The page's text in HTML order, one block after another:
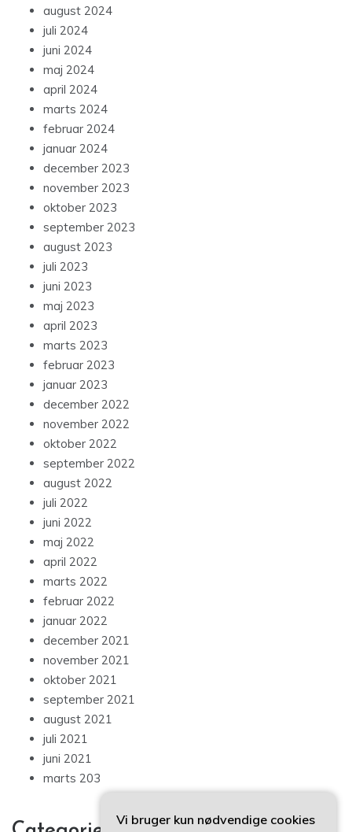
august 2024
juli 2024
juni 2024
maj 2024
april 2024
marts 2024
februar 2024
januar 2024
december 2023
november 2023
oktober 2023
september 2023
august 2023
juli 2023
juni 2023
maj 2023
april 2023
marts 2023
februar 2023
januar 2023
december 2022
november 2022
oktober 2022
september 2022
august 2022
juli 2022
juni 2022
maj 2022
april 2022
marts 2022
februar 2022
januar 2022
december 2021
november 2021
oktober 2021
september 2021
august 2021
juli 2021
juni 2021
marts 203
Vi bruger kun nødvendige cookies